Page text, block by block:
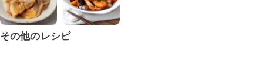
その他のレシピ